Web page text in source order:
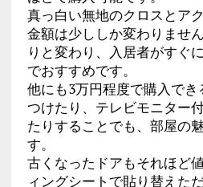
真っ白い無地のクロスとア
金額は少ししか変わりませ
りと変わり、入居者がすぐ
でおすすめです。
他にも3万円程度で購入で
つけたり、テレビモニター
たりすることでも、部屋の
す。
古くなったドアもそれほど
ィングシートで貼り替えた